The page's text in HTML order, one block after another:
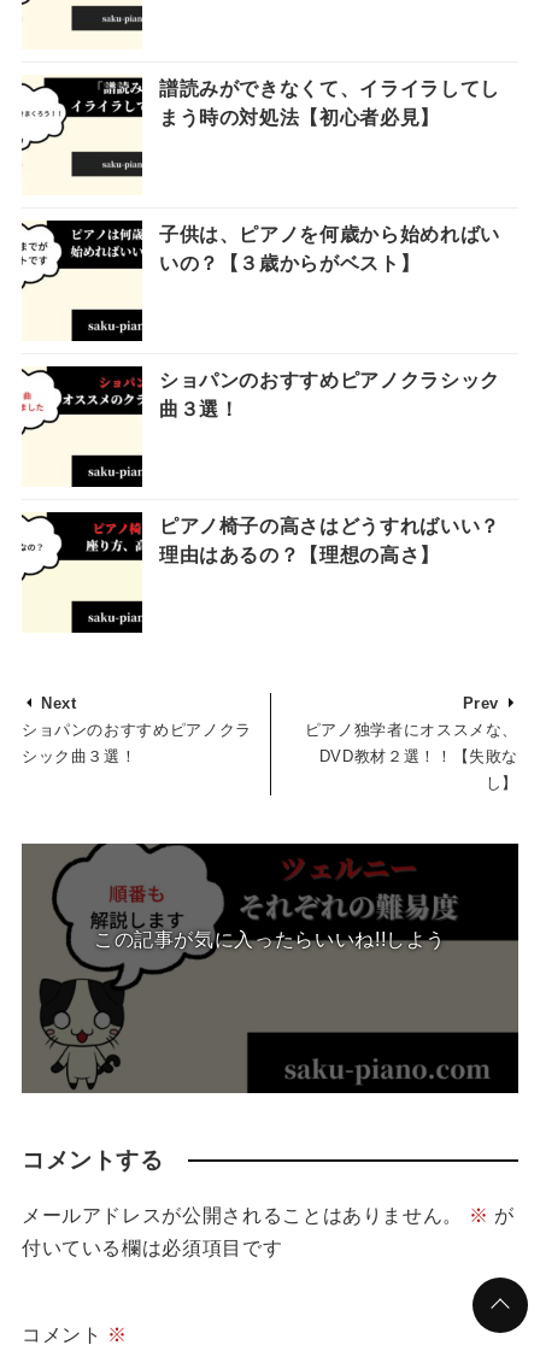
譜読みができなくて、イライラしてし
まう時の対処法【初心者必見】
子供は、ピアノを何歳から始めればい
いの？【３歳からがベスト】
ショパンのおすすめピアノクラシック
曲３選！
ピアノ椅子の高さはどうすればいい？
理由はあるの？【理想の高さ】
Next
ショパンのおすすめピアノクラ
シック曲３選！
Prev
ピアノ独学者にオススメな、
DVD教材２選！！【失敗な
し】
この記事が気に入ったらいいね!!しよう
コメントする
メールアドレスが公開されることはありません。 ※ が
付いている欄は必須項目です
コメント ※